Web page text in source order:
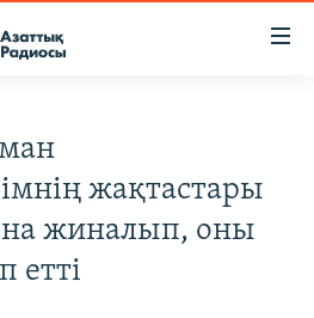
жақтастары
жиналып, оны
етті